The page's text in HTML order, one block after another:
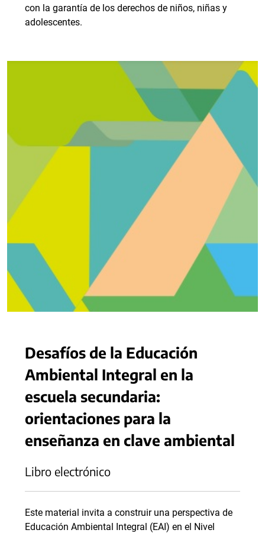
con la garantía de los derechos de niños, niñas y
adolescentes.
Desafíos de la Educación
Ambiental Integral en la
escuela secundaria:
orientaciones para la
enseñanza en clave ambiental
Libro electrónico
Este material invita a construir una perspectiva de
Educación Ambiental Integral (EAI) en el Nivel